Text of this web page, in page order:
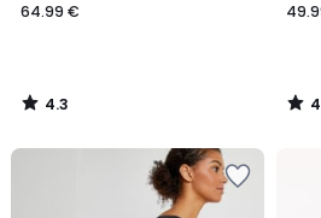
64.99 €
4.3
/
4
/